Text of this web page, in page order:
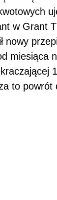
w Grant
nowy
miesiąca
to powrót